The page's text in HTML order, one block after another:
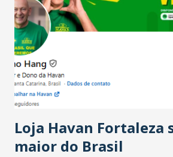
Ainda segundo a Pesquisa, em
bares e restaurantes operaram com
registraram equilíbrio financeiro. Já o
estabelecimentos no prejuízo ficou em
do observado no mês anterior. Outros
novembro. Em relação a outubro, o
Loja Havan Fortaleza
maior do Brasil